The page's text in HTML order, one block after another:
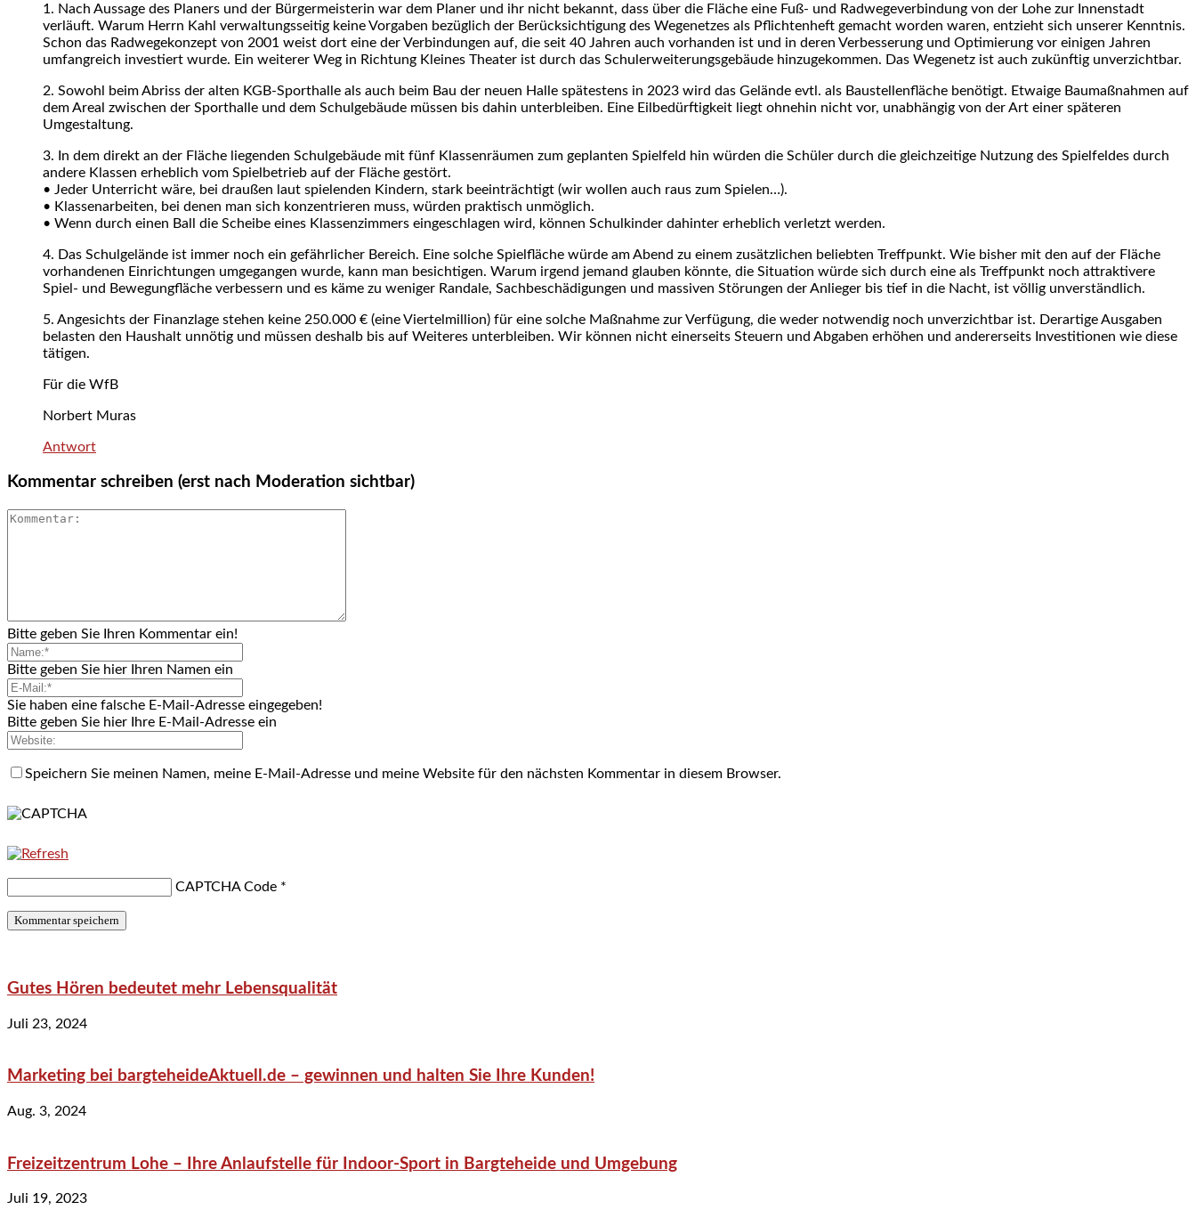
1. Nach Aussage des Planers und der Bürgermeisterin war dem Planer und ihr nicht bekannt, dass über die Fläche eine Fuß- und Radwegeverbindung von der Lohe zur Innenstadt
verläuft. Warum Herrn Kahl verwaltungsseitig keine Vorgaben bezüglich der Berücksichtigung des Wegenetzes als Pflichtenheft gemacht worden waren, entzieht sich unserer Kenntnis.
Schon das Radwegekonzept von 2001 weist dort eine der Verbindungen auf, die seit 40 Jahren auch vorhanden ist und in deren Verbesserung und Optimierung vor einigen Jahren
umfangreich investiert wurde. Ein weiterer Weg in Richtung Kleines Theater ist durch das Schulerweiterungsgebäude hinzugekommen. Das Wegenetz ist auch zukünftig unverzichtbar.
2. Sowohl beim Abriss der alten KGB-Sporthalle als auch beim Bau der neuen Halle spätestens in 2023 wird das Gelände evtl. als Baustellenfläche benötigt. Etwaige Baumaßnahmen auf
dem Areal zwischen der Sporthalle und dem Schulgebäude müssen bis dahin unterbleiben. Eine Eilbedürftigkeit liegt ohnehin nicht vor, unabhängig von der Art einer späteren
Umgestaltung.
3. In dem direkt an der Fläche liegenden Schulgebäude mit fünf Klassenräumen zum geplanten Spielfeld hin würden die Schüler durch die gleichzeitige Nutzung des Spielfeldes durch
andere Klassen erheblich vom Spielbetrieb auf der Fläche gestört.
• Jeder Unterricht wäre, bei draußen laut spielenden Kindern, stark beeinträchtigt (wir wollen auch raus zum Spielen…).
• Klassenarbeiten, bei denen man sich konzentrieren muss, würden praktisch unmöglich.
• Wenn durch einen Ball die Scheibe eines Klassenzimmers eingeschlagen wird, können Schulkinder dahinter erheblich verletzt werden.
4. Das Schulgelände ist immer noch ein gefährlicher Bereich. Eine solche Spielfläche würde am Abend zu einem zusätzlichen beliebten Treffpunkt. Wie bisher mit den auf der Fläche
vorhandenen Einrichtungen umgegangen wurde, kann man besichtigen. Warum irgend jemand glauben könnte, die Situation würde sich durch eine als Treffpunkt noch attraktivere
Spiel- und Bewegungfläche verbessern und es käme zu weniger Randale, Sachbeschädigungen und massiven Störungen der Anlieger bis tief in die Nacht, ist völlig unverständlich.
5. Angesichts der Finanzlage stehen keine 250.000 € (eine Viertelmillion) für eine solche Maßnahme zur Verfügung, die weder notwendig noch unverzichtbar ist. Derartige Ausgaben
belasten den Haushalt unnötig und müssen deshalb bis auf Weiteres unterbleiben. Wir können nicht einerseits Steuern und Abgaben erhöhen und andererseits Investitionen wie diese
tätigen.
Für die WfB
Norbert Muras
Antwort
Kommentar schreiben (erst nach Moderation sichtbar)
Bitte geben Sie Ihren Kommentar ein!
Bitte geben Sie hier Ihren Namen ein
Sie haben eine falsche E-Mail-Adresse eingegeben!
Bitte geben Sie hier Ihre E-Mail-Adresse ein
Speichern Sie meinen Namen, meine E-Mail-Adresse und meine Website für den nächsten Kommentar in diesem Browser.
CAPTCHA Code *
Gutes Hören bedeutet mehr Lebensqualität
Juli 23, 2024
Marketing bei bargteheideAktuell.de – gewinnen und halten Sie Ihre Kunden!
Aug. 3, 2024
Freizeitzentrum Lohe – Ihre Anlaufstelle für Indoor-Sport in Bargteheide und Umgebung
Juli 19, 2023